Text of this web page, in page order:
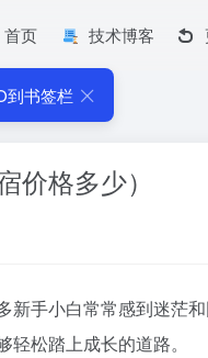
到书签栏
首页 技术博客
多少）
价格多少）
新手小白常常感到迷茫
松踏上成长的道路。